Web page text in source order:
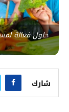
حلول فعالة
شارك